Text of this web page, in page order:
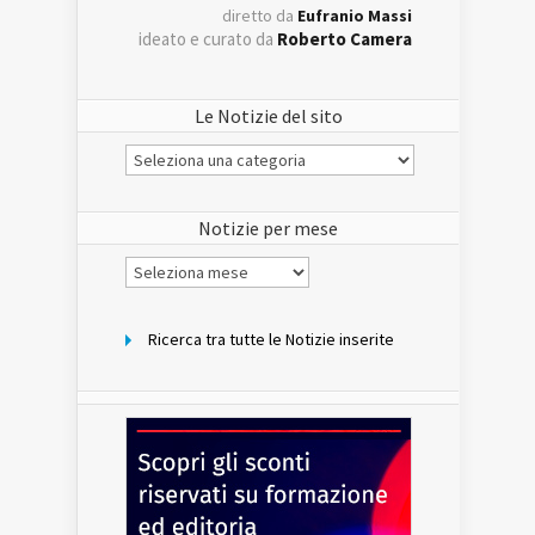
diretto da Eufranio Massi
ideato e curato da Roberto Camera
Le Notizie del sito
Le
Notizie
Notizie per mese
Notizie
per
Ricerca tra tutte le Notizie inserite